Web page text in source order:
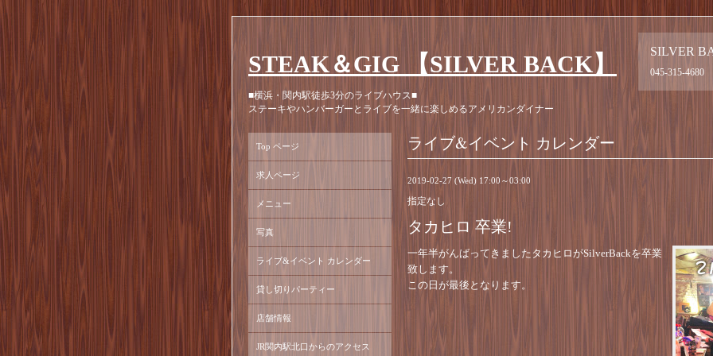
SILVER
045-315-4680
STEAK＆GIG 【SILVER BACK】
■横浜・関内駅徒歩3分のライブハウス■
ステーキやハンバーガーとライブを一緒に楽しめるアメリカンダイナー
ライブ&イベント カレンダー
2019-02-27 (Wed) 17:00～03:00
指定なし
タカヒロ 卒業!
一年半がんばってきましたタカヒロがSilverBackを卒業
致します。
この日が最後となります。
Top ページ
求人ページ
メニュー
写真
ライブ&イベント カレンダー
貸し切りパーティー
店舗情報
JR関内駅北口からのアクセス